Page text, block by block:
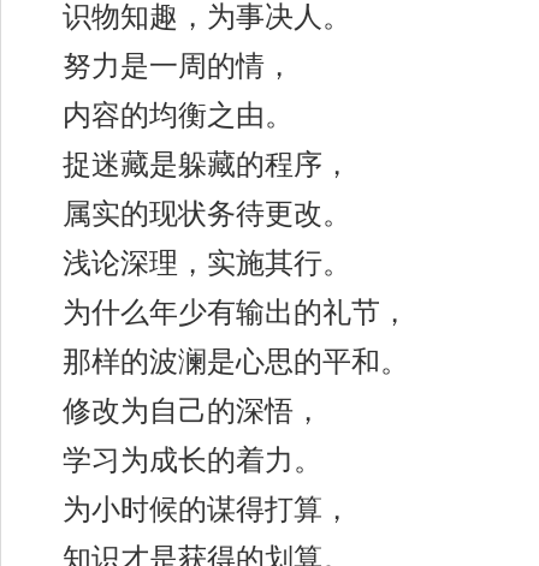
识物知趣，为事决人。
努力是一周的情，
内容的均衡之由。
捉迷藏是躲藏的程序，
属实的现状务待更改。
浅论深理，实施其行。
为什么年少有输出的礼节，
那样的波澜是心思的平和。
修改为自己的深悟，
学习为成长的着力。
为小时候的谋得打算，
知识才是获得的划算。